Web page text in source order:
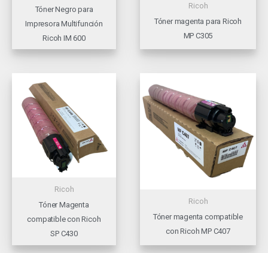
Tóner Negro para
Impresora Multifunción
Ricoh IM 600
Ricoh
Tóner magenta para Ricoh
MP C305
Ricoh
Tóner Magenta
compatible con Ricoh
SP C430
Ricoh
Tóner magenta compatible
con Ricoh MP C407